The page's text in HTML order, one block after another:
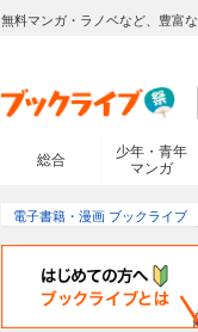
無料マンガ・ラノベなど、豊富
総合
少年・青年
マンガ
電子書籍・漫画 ブックライブ